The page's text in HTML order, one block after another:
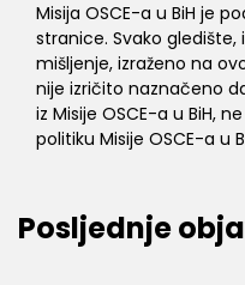
Misija OSCE-a u BiH je
stranice. Svako gledište,
mišljenje, izraženo na
nije izričito naznačeno
iz Misije OSCE-a u BiH,
politiku Misije OSCE-a u
Posljednje